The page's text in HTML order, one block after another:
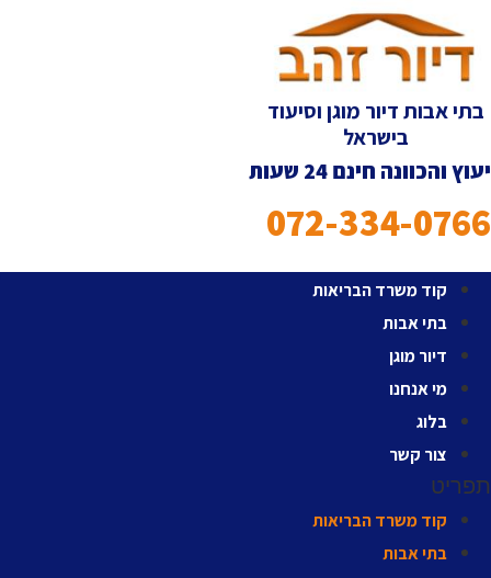
לתוכן
בתי אבות דיור מוגן וסיעוד
בישראל
יעוץ והכוונה חינם 24 שעות
072-334-0766
קוד משרד הבריאות
בתי אבות
דיור מוגן
מי אנחנו
בלוג
צור קשר
תפריט
קוד משרד הבריאות
בתי אבות